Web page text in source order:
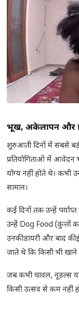
भूख, अकेलापन और
शुरुआती दिनों में सबसे
प्रतियोगिताओं में
योग्य नहीं होते थे। कभी
सामान।
कई दिनों तक उन्हें
उन्हें Dog Food (कुत्तों
उनकी डायरी और बाद
जाते थे कि किसी भी
जब कभी चावल, नूडल्स
किसी उत्सव से कम नहीं